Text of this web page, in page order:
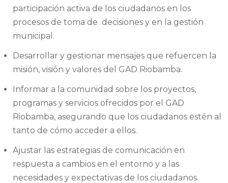
participación activa de los ciudadanos en los
procesos de toma de decisiones y en la gestión
municipal.
Desarrollar y gestionar mensajes que refuercen la
misión, visión y valores del GAD Riobamba.
Informar a la comunidad sobre los proyectos,
programas y servicios ofrecidos por el GAD
Riobamba, asegurando que los ciudadanos estén al
tanto de cómo acceder a ellos.
Ajustar las estrategias de comunicación en
respuesta a cambios en el entorno y a las
necesidades y expectativas de los ciudadanos.